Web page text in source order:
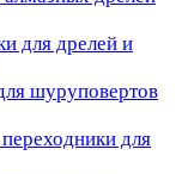
для дрелей и
шуруповертов
для